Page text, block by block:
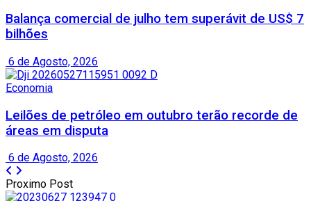
Balança comercial de julho tem superávit de US$ 7
bilhões
6 de Agosto, 2026
Economia
Leilões de petróleo em outubro terão recorde de
áreas em disputa
6 de Agosto, 2026
Proximo Post